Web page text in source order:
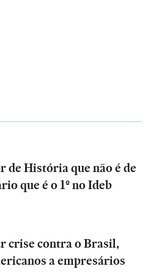
de História que não é de
que é o 1º no Ideb
crise contra o Brasil,
a empresários